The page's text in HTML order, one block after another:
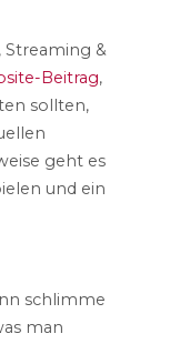
Streaming &
Beitrag,
sollten,
geht es
und ein
schlimme
man